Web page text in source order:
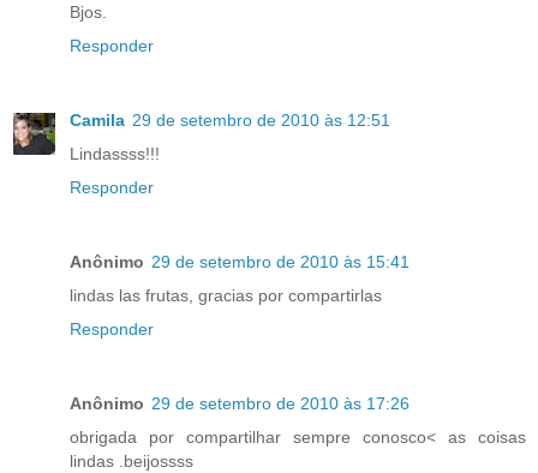
Bjos.
Responder
Camila 29 de setembro de 2010 às 12:51
Lindassss!!!
Responder
Anônimo 29 de setembro de 2010 às 15:41
lindas las frutas, gracias por compartirlas
Responder
Anônimo 29 de setembro de 2010 às 17:26
obrigada por compartilhar sempre conosco< as coisas
lindas .beijossss